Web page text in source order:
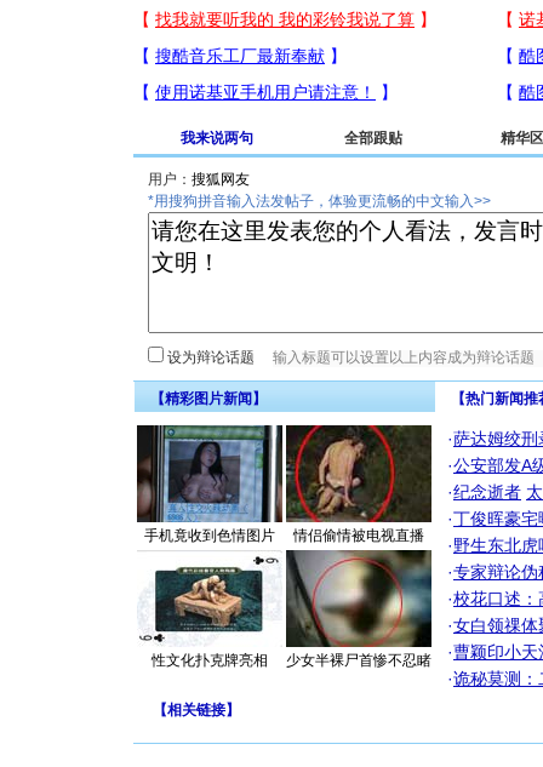
我来说两句 全部跟贴 精华区
用户：
*用搜狗拼音输入法发帖子，体验更流畅的中文输入>>
设为辩论话题
【精彩图片新闻】
手机竟收到色情图片 情侣偷情被电视直播
性文化扑克牌亮相 少女半裸尸首惨不忍睹
【热门新闻
·萨达姆绞刑
·公安部发A
·纪念逝者
·丁俊晖豪
·野生东北
·专家辩论伪
·校花口述：
·女白领祼体
·曹颖印小天
·诡秘莫测：
【相关链接】